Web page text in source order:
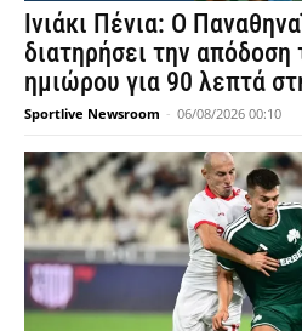
Ινιάκι Πένια: Ο
διατηρήσει την
ημιώρου για 90 λεπτά
Sportlive Newsroom - 06/08/2026 00:10